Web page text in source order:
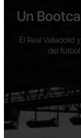
Un
El Real Valladolid
del